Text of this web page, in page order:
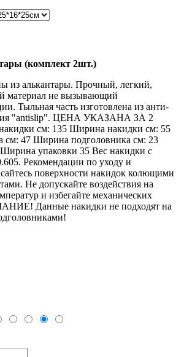
(комплект 2шт.)
из алькантары. Прочный, легкий,
материал не вызывающий
Тыльная часть изготовлена из анти-
"antislip". ЦЕНА УКАЗАНА ЗА 2
см: 135 Ширина накидки см: 55
см: 47 Ширина подголовника см: 23
упаковки 35 Вес накидки с
Рекомендации по уходу и
поверхности накидок колющими
Не допускайте воздействия на
и избегайте механических
Данные накидки не подходят на